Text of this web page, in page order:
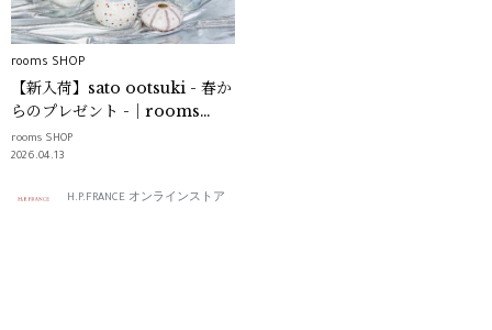
rooms SHOP
【新入荷】sato ootsuki - 春か
らのプレゼント -｜rooms
SHOP
rooms SHOP
2026.04.13
H.P.FRANCE オンラインストア